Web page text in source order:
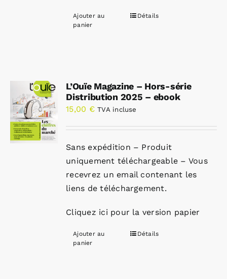
Ajouter au
panier
Détails
L’Ouïe Magazine – Hors-série
Distribution 2025 – ebook
15,00 € TVA incluse
Sans expédition – Produit
uniquement téléchargeable – Vous
recevrez un email contenant les
liens de téléchargement.
Cliquez ici pour la version papier
Ajouter au
panier
Détails